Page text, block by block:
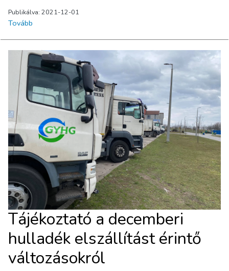
ügyfélszolgálati irodánk látogatási rendjét érintő jelenleg
hatályos szabályozásokról bővebben itt tájékozódhat.
Megértésüket köszönjük!
Publikálva: 2021-12-01
Tovább
Tájékoztató a decemberi
hulladék elszállítást érintő
változásokról